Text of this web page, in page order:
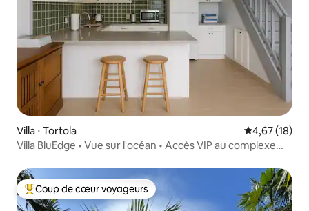
Villa ⋅ Tortola Évaluation
4,67 (18)
Villa BluEdge • Vue sur l'océan • Accès VIP au complexe
Coups de cœur voyageurs les plus appréciés
Coup de cœur voyageurs